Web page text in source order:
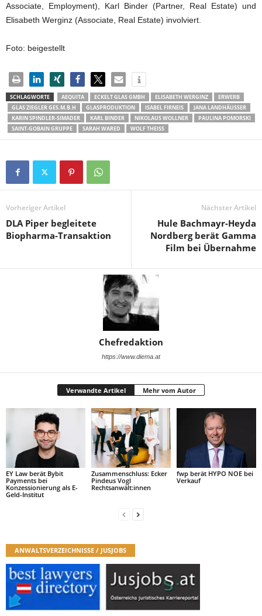
Associate, Employment), Karl Binder (Partner, Real Estate) und
Elisabeth Werginz (Associate, Real Estate) involviert.
Foto: beigestellt
SCHLAGWORTE AEQUITA ECKELT GLAS GMBH ELISABETH WERGINZ
ERWERB
GLAS ZIEGLER GES.M.B.H
GLASPRODUKTION ISABEL FIRNEIS
JANA LANDHÄUSSER
KARIN SPINDLER-SIMADER
KARL BINDER NIKOLAUS WOLLNER
PAULINA POMORSKI
SAINT-GOBAIN GRUPPE
SARAH WARED WOLF THEISS
Vorheriger Artikel
DLA Piper begleitete
Biopharma-Transaktion
Nächster Artikel
Hule Bachmayr-Heyda
Nordberg berät Gamma
Film bei Übernahme
Chefredaktion
https://www.diema.at
Verwandte Artikel Mehr vom Autor
EY Law berät Bybit
Payments bei
Konzessionierung als E-
Geld-Institut
Zusammenschluss: Ecker
Pindeus Vogl
Rechtsanwält:innen
fwp berät HYPO NOE bei
Verkauf
ANWALTSVERZEICHNISSE / JUSJOBS